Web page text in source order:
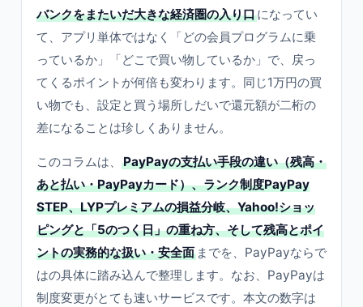
バンクをまたいだ大きな経済圏の入り口になってい
て、アプリ単体ではなく「どの会員プログラムに乗
っているか」「どこで買い物しているか」で、戻っ
てくるポイントが何倍も変わります。同じ1万円の買
い物でも、設定と買う場所しだいで還元額が二桁の
差になることは珍しくありません。
このコラムは、
PayPayの支払い手段の違い（残高・
あと払い・PayPayカード）、ランク制度PayPay
STEP、LYPプレミアムの損益分岐、Yahoo!ショッ
ピングと「5のつく日」の重ね方、そして残高とポイ
ントの実務的な扱い・安全面 までを、PayPayならで
はの具体に踏み込んで整理します。なお、PayPayは
制度変更がとても速いサービスです。本文の数字は